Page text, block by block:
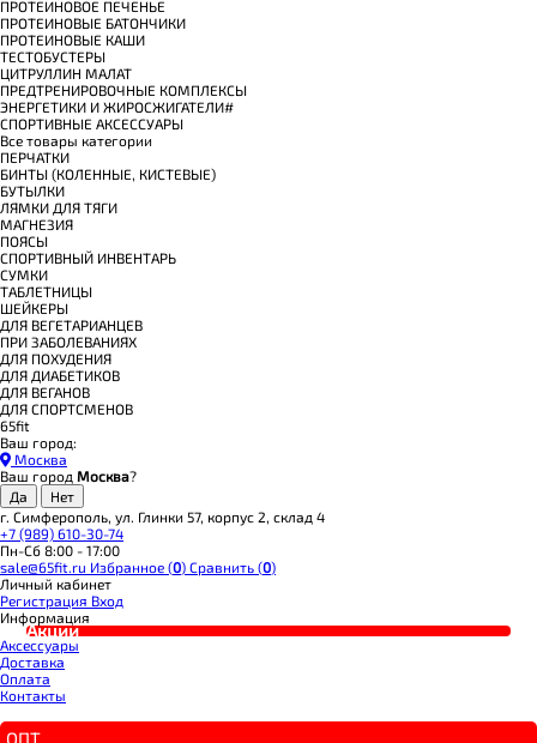
ПРОТЕИНОВОЕ ПЕЧЕНЬЕ
ПРОТЕИНОВЫЕ БАТОНЧИКИ
ПРОТЕИНОВЫЕ КАШИ
ТЕСТОБУСТЕРЫ
ЦИТРУЛЛИН МАЛАТ
ПРЕДТРЕНИРОВОЧНЫЕ КОМПЛЕКСЫ
ЭНЕРГЕТИКИ И ЖИРОСЖИГАТЕЛИ#
СПОРТИВНЫЕ АКСЕССУАРЫ
Все товары категории
ПЕРЧАТКИ
БИНТЫ (КОЛЕННЫЕ, КИСТЕВЫЕ)
БУТЫЛКИ
ЛЯМКИ ДЛЯ ТЯГИ
МАГНЕЗИЯ
ПОЯСЫ
СПОРТИВНЫЙ ИНВЕНТАРЬ
СУМКИ
ТАБЛЕТНИЦЫ
ШЕЙКЕРЫ
ДЛЯ ВЕГЕТАРИАНЦЕВ
ПРИ ЗАБОЛЕВАНИЯХ
ДЛЯ ПОХУДЕНИЯ
ДЛЯ ДИАБЕТИКОВ
ДЛЯ ВЕГАНОВ
ДЛЯ СПОРТСМЕНОВ
65fit
Ваш город:
Москва
Ваш город Москва?
г. Симферополь, ул. Глинки 57, корпус 2, склад 4
+7 (989) 610-30-74
Пн-Сб 8:00 - 17:00
sale@65fit.ru Избранное (0) Сравнить (0)
Личный кабинет
Регистрация Вход
Информация
Акции
Аксессуары
Доставка
Оплата
Контакты
ОПТ